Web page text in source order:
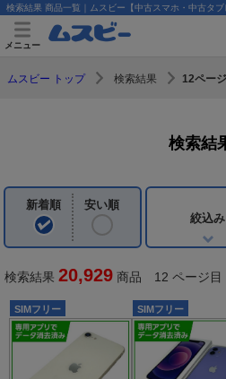
検索結果 商品一覧｜ムスビー【中古スマホ・中古タブ
メニュー
ムスビー トップ 検索結果 12ペー
検索結
新着順
安い順
絞込み
検索結果 20,929 商品 12 ページ目
SIMフリー SIMフリー